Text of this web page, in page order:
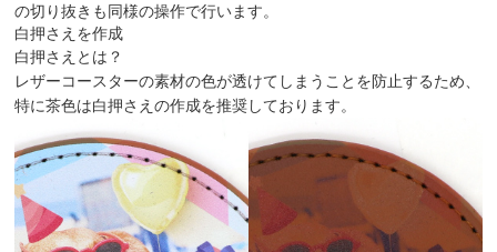
の切り抜きも同様の操作で行います。
白押さえを作成
白押さえとは？
レザーコースターの素材の色が透けてしまうことを防止するため、
特に茶色は白押さえの作成を推奨しております。